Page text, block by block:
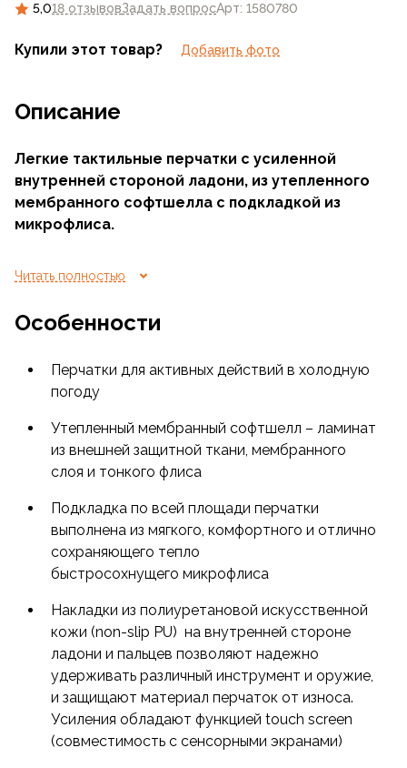
5,018 отзывовЗадать вопросАрт: 1580780
Купили этот товар? Добавить фото
Описание
Легкие тактильные перчатки с усиленной
внутренней стороной ладони, из утепленного
мембранного софтшелла с подкладкой из
микрофлиса.
Защищают от холода, ветра и влаги.
Лаконичный дизайн с подрезиненной манжетой
без лишних застежек, быстросохнущие
эластичности, перчатки сохраняют отличную
тактильность, недоступную для зимних перчаток
других производителей.
Читать полностью
Особенности
Перчатки для активных действий в холодную
погоду
Утепленный мембранный софтшелл – ламинат
из внешней защитной ткани, мембранного
слоя и тонкого флиса
Подкладка по всей площади перчатки
выполнена из мягкого, комфортного и отлично
сохраняющего тепло
быстросохнущего микрофлиса
Накладки из полиуретановой искусственной
кожи (non-slip PU) на внутренней стороне
ладони и пальцев позволяют надежно
удерживать различный инструмент и оружие,
и защищают материал перчаток от износа.
Усиления обладают функцией touch screen
(совместимость с сенсорными экранами)